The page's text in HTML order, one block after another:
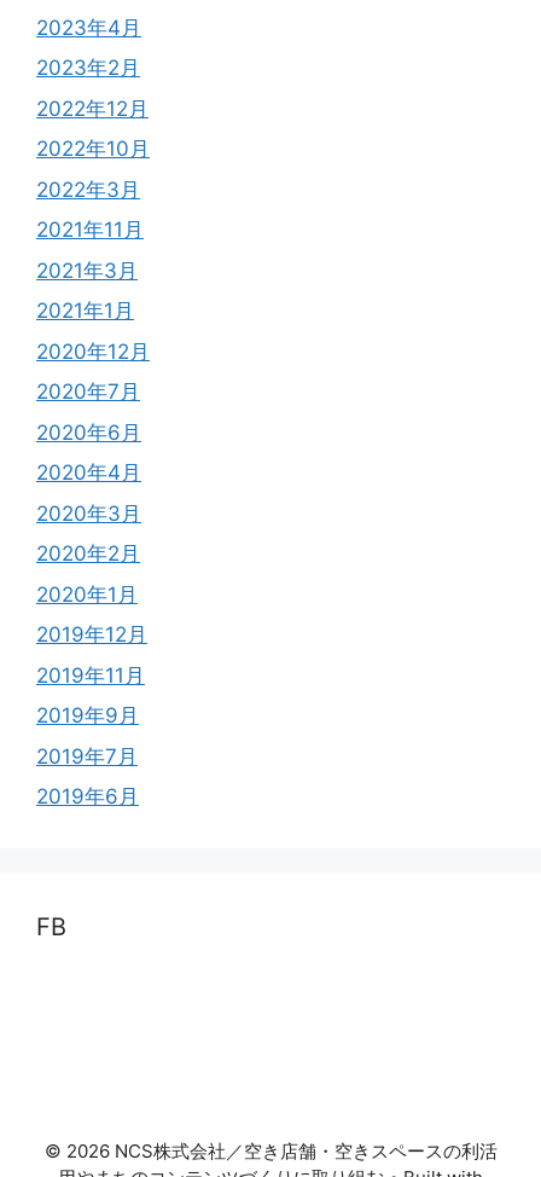
2023年4月
2023年2月
2022年12月
2022年10月
2022年3月
2021年11月
2021年3月
2021年1月
2020年12月
2020年7月
2020年6月
2020年4月
2020年3月
2020年2月
2020年1月
2019年12月
2019年11月
2019年9月
2019年7月
2019年6月
FB
© 2026 NCS株式会社／空き店舗・空きスペースの利活